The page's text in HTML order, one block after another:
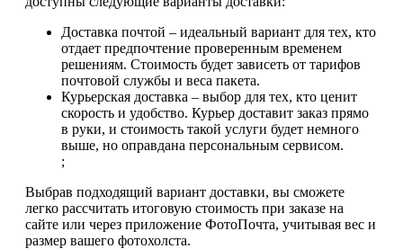
Доставка почтой – идеальный вариант для тех, кто
отдает предпочтение проверенным временем
решениям. Стоимость будет зависеть от тарифов
почтовой службы и веса пакета.
Курьерская доставка – выбор для тех, кто ценит
скорость и удобство. Курьер доставит заказ прямо
в руки, и стоимость такой услуги будет немного
выше, но оправдана персональным сервисом.
;
Выбрав подходящий вариант доставки, вы сможете
легко рассчитать итоговую стоимость при заказе на
сайте или через приложение ФотоПочта, учитывая вес и
размер вашего фотохолста.